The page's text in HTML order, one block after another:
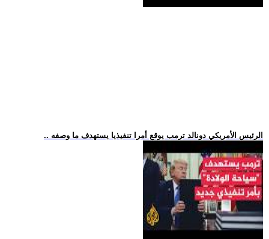
.. الرئيس الأمريكي دونالد ترمب يوقع أمرا تنفيذيا يستهدف ما وصفه